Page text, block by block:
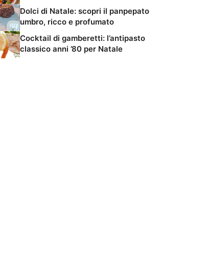
Dolci di Natale: scopri il panpepato
umbro, ricco e profumato
Cocktail di gamberetti: l’antipasto
classico anni ’80 per Natale